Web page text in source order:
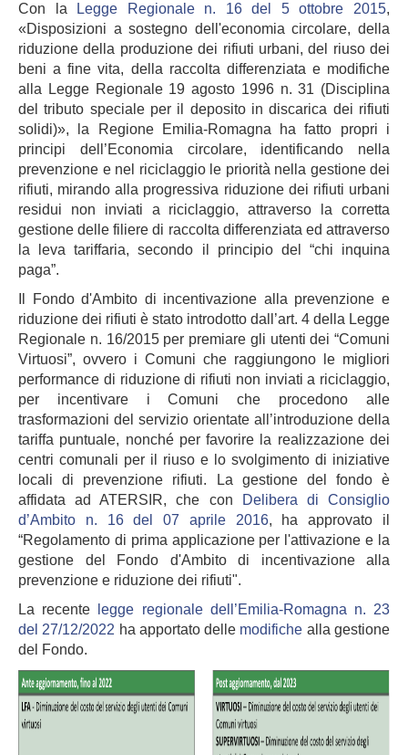
Con la Legge Regionale n. 16 del 5 ottobre 2015,
«Disposizioni a sostegno dell'economia circolare, della
riduzione della produzione dei rifiuti urbani, del riuso dei
beni a fine vita, della raccolta differenziata e modifiche
alla Legge Regionale 19 agosto 1996 n. 31 (Disciplina
del tributo speciale per il deposito in discarica dei rifiuti
solidi)», la Regione Emilia-Romagna ha fatto propri i
principi dell’Economia circolare, identificando nella
prevenzione e nel riciclaggio le priorità nella gestione dei
rifiuti, mirando alla progressiva riduzione dei rifiuti urbani
residui non inviati a riciclaggio, attraverso la corretta
gestione delle filiere di raccolta differenziata ed attraverso
la leva tariffaria, secondo il principio del “chi inquina
paga”.
Il Fondo d'Ambito di incentivazione alla prevenzione e
riduzione dei rifiuti è stato introdotto dall’art. 4 della Legge
Regionale n. 16/2015 per premiare gli utenti dei “Comuni
Virtuosi”, ovvero i Comuni che raggiungono le migliori
performance di riduzione di rifiuti non inviati a riciclaggio,
per incentivare i Comuni che procedono alle
trasformazioni del servizio orientate all’introduzione della
tariffa puntuale, nonché per favorire la realizzazione dei
centri comunali per il riuso e lo svolgimento di iniziative
locali di prevenzione rifiuti. La gestione del fondo è
affidata ad ATERSIR, che con
Delibera di Consiglio
d’Ambito n. 16 del 07 aprile 2016, ha approvato il
“Regolamento di prima applicazione per l'attivazione e la
gestione del Fondo d'Ambito di incentivazione alla
prevenzione e riduzione dei rifiuti".
La recente
legge regionale dell’Emilia-Romagna n. 23
del 27/12/2022 ha apportato delle modifiche alla gestione
del Fondo.